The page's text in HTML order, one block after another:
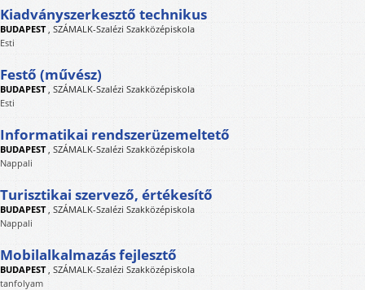
Kiadványszerkesztő technikus
BUDAPEST SZÁMALK-Szalézi Szakközépiskola
Esti
Festő (művész)
BUDAPEST SZÁMALK-Szalézi Szakközépiskola
Esti
Informatikai rendszerüzemeltető
BUDAPEST SZÁMALK-Szalézi Szakközépiskola
Nappali
Turisztikai szervező, értékesítő
BUDAPEST SZÁMALK-Szalézi Szakközépiskola
Nappali
Mobilalkalmazás fejlesztő
BUDAPEST SZÁMALK-Szalézi Szakközépiskola
tanfolyam